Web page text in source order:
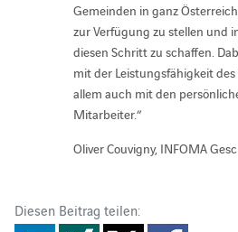
Gemeinden in ganz
zur Verfügung zu stellen und
diesen Schritt zu schaffen.
mit der Leistungsfähigkeit
allem auch mit den
Mitarbeiter.“
Oliver Couvigny, INFOMA
Diesen Beitrag teilen: